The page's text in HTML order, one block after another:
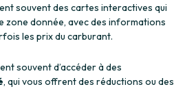
souvent des cartes interactives qui
zone donnée, avec des informations
les prix du carburant.
souvent d’accéder à des
, qui vous offrent des réductions ou des